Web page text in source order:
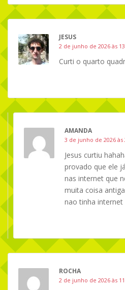
JESUS
2 de junho de 2026 às
Curti o quarto
AMANDA
3 de junho de 2026 às
Jesus curtiu
provado que ele
nas internet que
muita coisa
nao tinha
ROCHA
2 de junho de 2026 às